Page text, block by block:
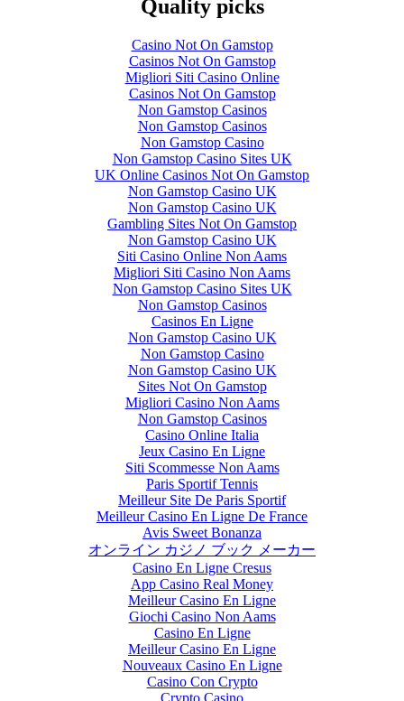
Quality picks
Casino Not On Gamstop
Casinos Not On Gamstop
Migliori Siti Casino Online
Casinos Not On Gamstop
Non Gamstop Casinos
Non Gamstop Casinos
Non Gamstop Casino
Non Gamstop Casino Sites UK
UK Online Casinos Not On Gamstop
Non Gamstop Casino UK
Non Gamstop Casino UK
Gambling Sites Not On Gamstop
Non Gamstop Casino UK
Siti Casino Online Non Aams
Migliori Siti Casino Non Aams
Non Gamstop Casino Sites UK
Non Gamstop Casinos
Casinos En Ligne
Non Gamstop Casino UK
Non Gamstop Casino
Non Gamstop Casino UK
Sites Not On Gamstop
Migliori Casino Non Aams
Non Gamstop Casinos
Casino Online Italia
Jeux Casino En Ligne
Siti Scommesse Non Aams
Paris Sportif Tennis
Meilleur Site De Paris Sportif
Meilleur Casino En Ligne De France
Avis Sweet Bonanza
オンライン カジノ ブック メーカー
Casino En Ligne Cresus
App Casino Real Money
Meilleur Casino En Ligne
Giochi Casino Non Aams
Casino En Ligne
Meilleur Casino En Ligne
Nouveaux Casino En Ligne
Casino Con Crypto
Crypto Casino